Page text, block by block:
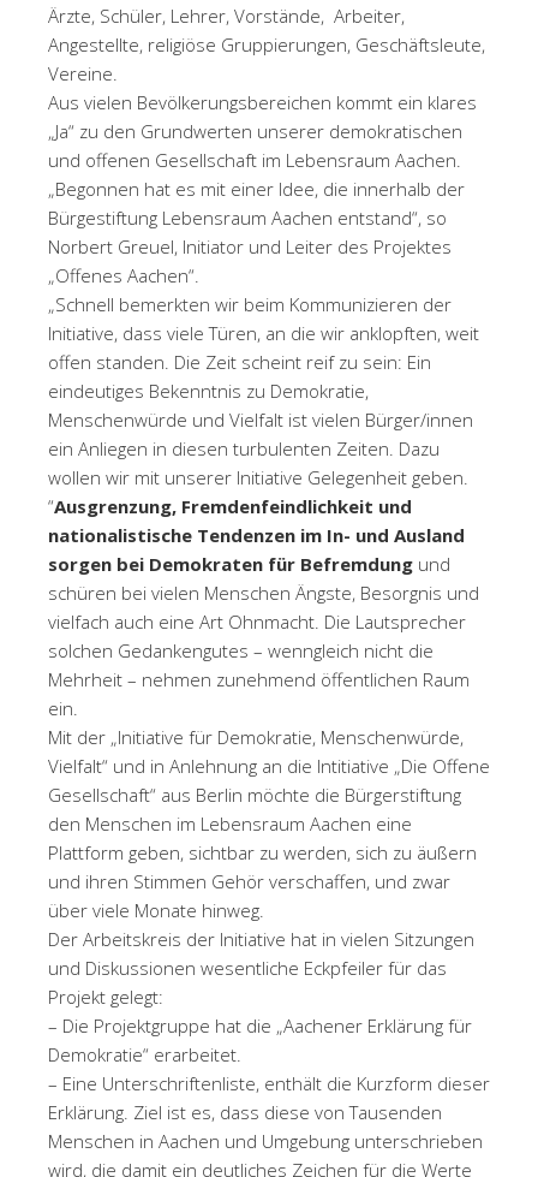
Ärzte, Schüler, Lehrer, Vorstände, Arbeiter,
Angestellte, religiöse Gruppierungen, Geschäftsleute,
Vereine.
Aus vielen Bevölkerungsbereichen kommt ein klares
„Ja“ zu den Grundwerten unserer demokratischen
und offenen Gesellschaft im Lebensraum Aachen.
„Begonnen hat es mit einer Idee, die innerhalb der
Bürgestiftung Lebensraum Aachen entstand“, so
Norbert Greuel, Initiator und Leiter des Projektes
„Offenes Aachen“.
„Schnell bemerkten wir beim Kommunizieren der
Initiative, dass viele Türen, an die wir anklopften, weit
offen standen. Die Zeit scheint reif zu sein: Ein
eindeutiges Bekenntnis zu Demokratie,
Menschenwürde und Vielfalt ist vielen Bürger/innen
ein Anliegen in diesen turbulenten Zeiten. Dazu
wollen wir mit unserer Initiative Gelegenheit geben.
“Ausgrenzung, Fremdenfeindlichkeit und
nationalistische Tendenzen im In- und Ausland
sorgen bei Demokraten für Befremdung und
schüren bei vielen Menschen Ängste, Besorgnis und
vielfach auch eine Art Ohnmacht. Die Lautsprecher
solchen Gedankengutes – wenngleich nicht die
Mehrheit – nehmen zunehmend öffentlichen Raum
ein.
Mit der „Initiative für Demokratie, Menschenwürde,
Vielfalt“ und in Anlehnung an die Intitiative „Die Offene
Gesellschaft“ aus Berlin möchte die Bürgerstiftung
den Menschen im Lebensraum Aachen eine
Plattform geben, sichtbar zu werden, sich zu äußern
und ihren Stimmen Gehör verschaffen, und zwar
über viele Monate hinweg.
Der Arbeitskreis der Initiative hat in vielen Sitzungen
und Diskussionen wesentliche Eckpfeiler für das
Projekt gelegt:
– Die Projektgruppe hat die „Aachener Erklärung für
Demokratie“ erarbeitet.
– Eine Unterschriftenliste, enthält die Kurzform dieser
Erklärung. Ziel ist es, dass diese von Tausenden
Menschen in Aachen und Umgebung unterschrieben
wird, die damit ein deutliches Zeichen für die Werte